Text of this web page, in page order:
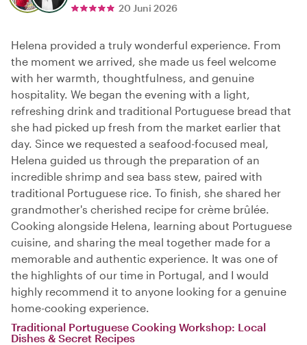
20 Juni 2026
Helena provided a truly wonderful experience. From
the moment we arrived, she made us feel welcome
with her warmth, thoughtfulness, and genuine
hospitality. We began the evening with a light,
refreshing drink and traditional Portuguese bread that
she had picked up fresh from the market earlier that
day. Since we requested a seafood-focused meal,
Helena guided us through the preparation of an
incredible shrimp and sea bass stew, paired with
traditional Portuguese rice. To finish, she shared her
grandmother's cherished recipe for crème brûlée.
Cooking alongside Helena, learning about Portuguese
cuisine, and sharing the meal together made for a
memorable and authentic experience. It was one of
the highlights of our time in Portugal, and I would
highly recommend it to anyone looking for a genuine
home-cooking experience.
Traditional Portuguese Cooking Workshop: Local
Dishes & Secret Recipes